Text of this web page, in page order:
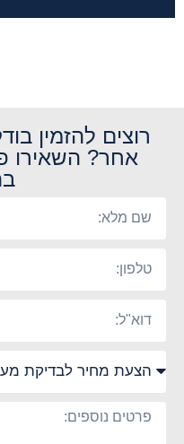
רוצים להזמין
אחר? השאירו